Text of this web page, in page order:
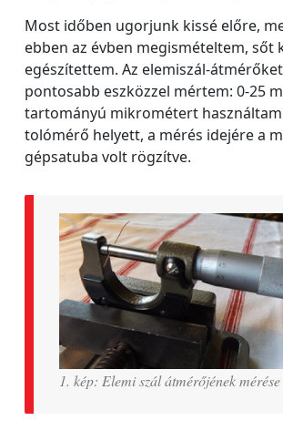
Most időben ugorjunk kissé előre,
ebben az évben megismételtem, sőt
egészítettem. Az elemiszál-
pontosabb eszközzel mértem: 0-25
tartományú mikrométert
tolómérő helyett, a mérés idejére a
gépsatuba volt rögzítve.
1. kép: Elemi szál átmérőjének